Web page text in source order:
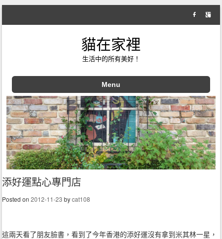
貓在家裡
生活中的所有美好！
Menu
Skip to content
添好運點心專門店
Posted on2012-11-23 bycat108
這兩天看了朋友臉書，看到了今年香港的添好運沒有拿到米其林一星，